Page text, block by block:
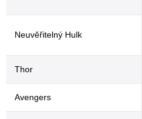
Neuvěřitelný Hulk
Thor
Avengers